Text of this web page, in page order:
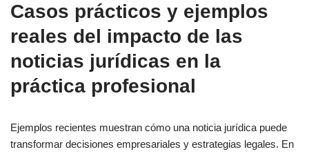
Casos prácticos y ejemplos
reales del impacto de las
noticias jurídicas en la
práctica profesional
Ejemplos recientes muestran cómo una noticia jurídica puede
transformar decisiones empresariales y estrategias legales. En